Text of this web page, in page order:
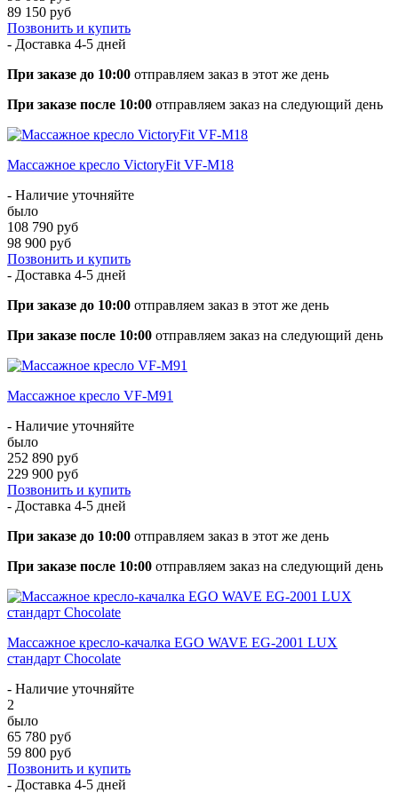
89 150 руб
Позвонить и купить
- Доставка 4-5 дней
При заказе до 10:00 отправляем заказ в этот же день
При заказе после 10:00 отправляем заказ на следующий день
Массажное кресло VictoryFit VF-M18
- Наличие уточняйте
было
108 790 руб
98 900 руб
Позвонить и купить
- Доставка 4-5 дней
При заказе до 10:00 отправляем заказ в этот же день
При заказе после 10:00 отправляем заказ на следующий день
Массажное кресло VF-M91
- Наличие уточняйте
было
252 890 руб
229 900 руб
Позвонить и купить
- Доставка 4-5 дней
При заказе до 10:00 отправляем заказ в этот же день
При заказе после 10:00 отправляем заказ на следующий день
Массажное кресло-качалка EGO WAVE EG-2001 LUX
стандарт Chocolate
- Наличие уточняйте
2
было
65 780 руб
59 800 руб
Позвонить и купить
- Доставка 4-5 дней